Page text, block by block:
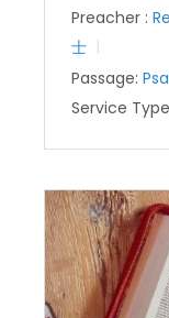
Preacher :
士
Passage:
Service